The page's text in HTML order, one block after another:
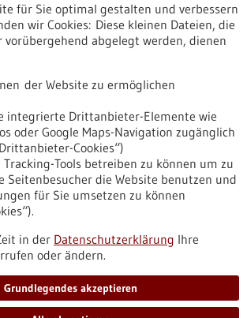
für Sie optimal gestalten und verbessern
wir Cookies: Diese kleinen Dateien, die
vorübergehend abgelegt werden, dienen
der Website zu ermöglichen
integrierte Drittanbieter-Elemente wie
oder Google Maps-Navigation zugänglich
Cookies“)
Tools betreiben zu können um zu
Seitenbesucher die Website benutzen und
für Sie umsetzen zu können
in der Datenschutzerklärung Ihre
oder ändern.
Grundlegendes akzeptieren